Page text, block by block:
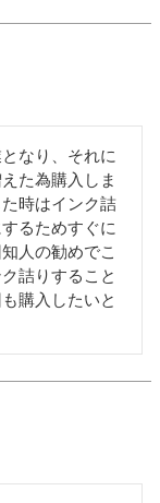
なり、それに
た為購入しま
時はインク詰
るためすぐに
人の勧めでこ
詰りすること
購入したいと